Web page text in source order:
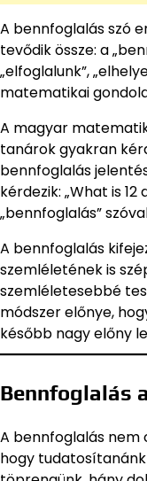
A bennfoglalás szó
tevődik össze: a
„elfoglalunk”,
matematikai
A magyar
tanárok gyakran
bennfoglalás
kérdezik: „What is
„bennfoglalás”
A bennfoglalás
szemléletének is
szemléletesebbé
módszer előnye,
később nagy előny
Bennfoglalás
A bennfoglalás nem
hogy